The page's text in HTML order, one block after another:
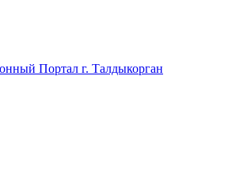
Портал г. Талдыкорган